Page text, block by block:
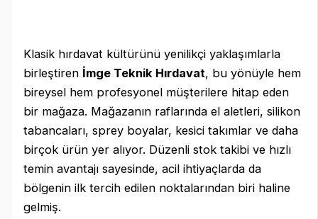
Klasik hırdavat kültürünü yenilikçi yaklaşımlarla
birleştiren İmge Teknik Hırdavat, bu yönüyle hem
bireysel hem profesyonel müşterilere hitap eden
bir mağaza. Mağazanın raflarında el aletleri, silikon
tabancaları, sprey boyalar, kesici takımlar ve daha
birçok ürün yer alıyor. Düzenli stok takibi ve hızlı
temin avantajı sayesinde, acil ihtiyaçlarda da
bölgenin ilk tercih edilen noktalarından biri haline
gelmiş.